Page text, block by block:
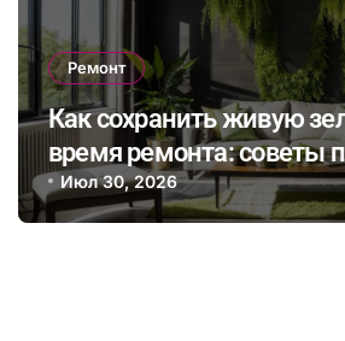
Ремонт
Как сохранить живую
время ремонта: советы
интеграции растений в
выбор безопасных
Июл 30, 2026